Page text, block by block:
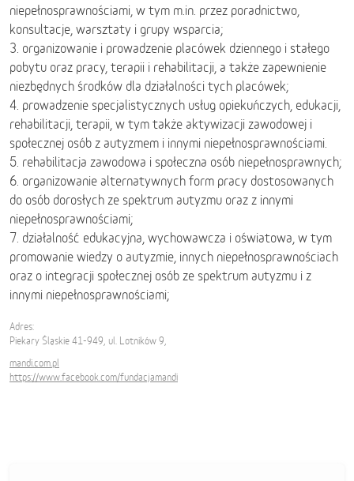
niepełnosprawnościami, w tym m.in. przez poradnictwo,
konsultacje, warsztaty i grupy wsparcia;
3. organizowanie i prowadzenie placówek dziennego i stałego
pobytu oraz pracy, terapii i rehabilitacji, a także zapewnienie
niezbędnych środków dla działalności tych placówek;
4. prowadzenie specjalistycznych usług opiekuńczych, edukacji,
rehabilitacji, terapii, w tym także aktywizacji zawodowej i
społecznej osób z autyzmem i innymi niepełnosprawnościami.
5. rehabilitacja zawodowa i społeczna osób niepełnosprawnych;
6. organizowanie alternatywnych form pracy dostosowanych
do osób dorosłych ze spektrum autyzmu oraz z innymi
niepełnosprawnościami;
7. działalność edukacyjna, wychowawcza i oświatowa, w tym
promowanie wiedzy o autyzmie, innych niepełnosprawnościach
oraz o integracji społecznej osób ze spektrum autyzmu i z
innymi niepełnosprawnościami;
Adres:
Piekary Śląskie 41-949, ul. Lotników 9,
mandi.com.pl
https://www.facebook.com/fundacjamandi